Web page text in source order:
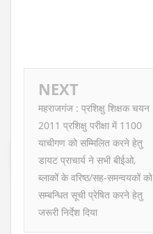
NEXT
महराजगंज : प्रशिक्षु शिक्षक चयन
2011 प्रशिक्षु परीक्षा में 1100
याचीगण को सम्मिलित करने हेतु
डायट प्राचार्य ने सभी बीईओ,
ब्लाकों के वरिष्ठ/सह-समन्वयकों को
सम्बन्धित सूची प्रेषित करने हेतु
जरूरी निर्देश दिया